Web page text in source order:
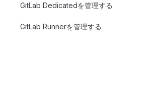
GitLab Dedicatedを管理する
GitLab Runnerを管理する